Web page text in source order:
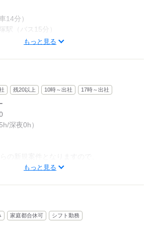
応募する
14分）
（バス15分）
駅（車16分）
車14分。
西武新宿線 南大塚駅。
、事務所は3階です！
もっと見る
残20以上 10時～出社 17時～出社
深夜0h）
的に03：00～10：30（残業55h）の勤務と
ます
もっと見る
家庭都合休可 シフト勤務